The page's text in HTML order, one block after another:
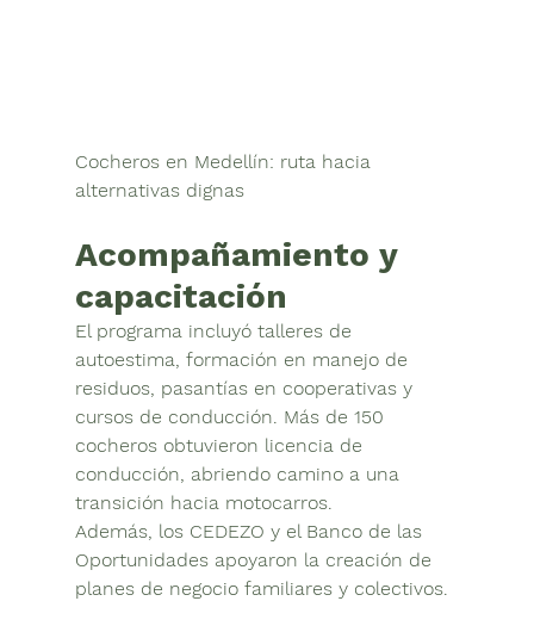
Cocheros en Medellín: ruta hacia
alternativas dignas
Acompañamiento y
capacitación
El programa incluyó talleres de
autoestima, formación en manejo de
residuos, pasantías en cooperativas y
cursos de conducción. Más de 150
cocheros obtuvieron licencia de
conducción, abriendo camino a una
transición hacia motocarros.
Además, los CEDEZO y el Banco de las
Oportunidades apoyaron la creación de
planes de negocio familiares y colectivos.